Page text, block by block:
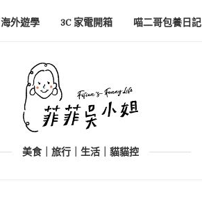
海外遊學 3C 家電開箱 喵二哥包養日記
美食｜旅行｜生活｜貓貓控